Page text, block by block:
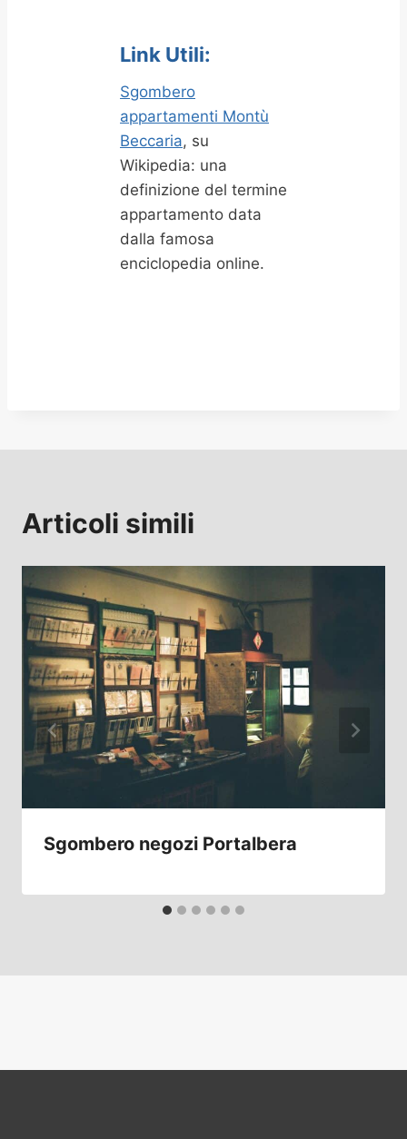
Link Utili:
Sgombero
appartamenti Montù
Beccaria, su
Wikipedia: una
definizione del termine
appartamento data
dalla famosa
enciclopedia online.
Articoli simili
Sgombero negozi Portalbera